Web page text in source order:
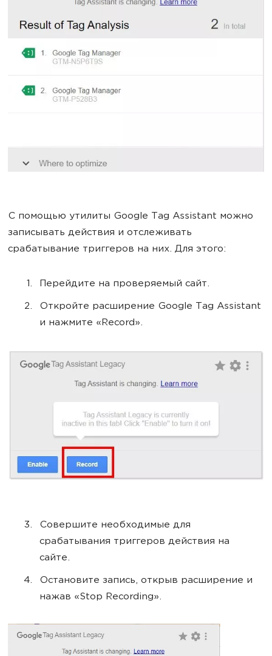
С помощью утилиты Google Tag Assistant можно
записывать действия и отслеживать
срабатывание триггеров на них. Для этого:
Перейдите на проверяемый сайт.
Откройте расширение Google Tag Assistant
и нажмите «Record».
Совершите необходимые для
срабатывания триггеров действия на
сайте.
Остановите запись, открыв расширение и
нажав «Stop Recording».